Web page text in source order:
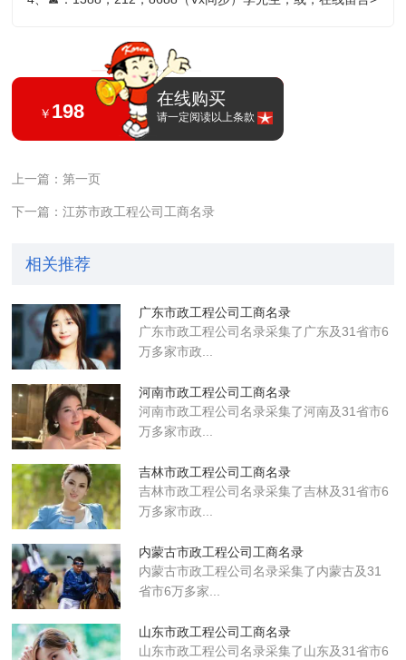
￥ 198
在线购买
请一定阅读以上条款
上一篇：第一页
下一篇：江苏市政工程公司工商名录
相关推荐
广东市政工程公司工商名录
广东市政工程公司名录采集了广东及31省市6
万多家市政...
河南市政工程公司工商名录
河南市政工程公司名录采集了河南及31省市6
万多家市政...
吉林市政工程公司工商名录
吉林市政工程公司名录采集了吉林及31省市6
万多家市政...
内蒙古市政工程公司工商名录
内蒙古市政工程公司名录采集了内蒙古及31
省市6万多家...
山东市政工程公司工商名录
山东市政工程公司名录采集了山东及31省市6